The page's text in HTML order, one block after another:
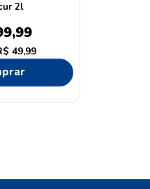
2l
,99
49,99